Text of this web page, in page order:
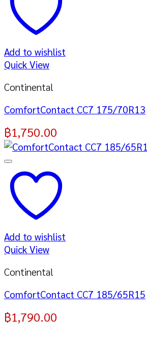
Add to wishlist
Quick View
Continental
ComfortContact CC7 175/70R13
฿1,750.00
Add to wishlist
Quick View
Continental
ComfortContact CC7 185/65R15
฿1,790.00